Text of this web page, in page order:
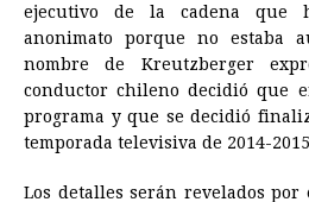
ejecutivo de la cadena que
anonimato porque no estaba
nombre de Kreutzberger
conductor chileno decidió que
programa y que se decidió
temporada televisiva de 2014-
Los detalles serán revelados por